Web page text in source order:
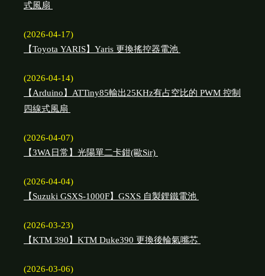
式風扇
(2026-04-17)
【Toyota YARIS】Yaris 更換搖控器電池
(2026-04-14)
【Arduino】ATTiny85輸出25KHz有占空比的 PWM 控制
四線式風扇
(2026-04-07)
【3WA日常】光陽單二卡鉗(歐Sir)
(2026-04-04)
【Suzuki GSXS-1000F】GSXS 自製鋰鐵電池
(2026-03-23)
【KTM 390】KTM Duke390 更換後輪氣嘴芯
(2026-03-06)